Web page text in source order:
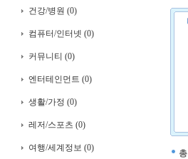
건강/병원 (0)
컴퓨터/인터넷 (0)
커뮤니티 (0)
엔터테인먼트 (0)
생활/가정 (0)
레저/스포츠 (0)
여행/세계정보 (0)
총